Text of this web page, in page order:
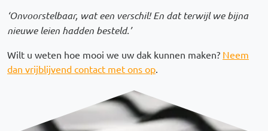
‘Onvoorstelbaar, wat een verschil! En dat terwijl we bijna
nieuwe leien hadden besteld.’
Wilt u weten hoe mooi we uw dak kunnen maken? Neem
dan vrijblijvend contact met ons op.